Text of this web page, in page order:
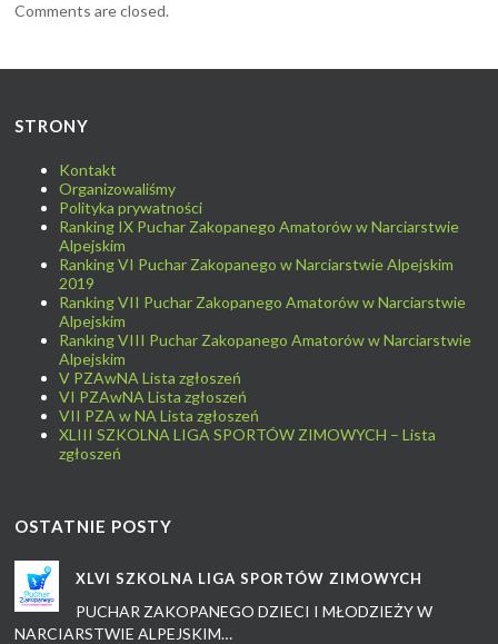
Comments are closed.
STRONY
Kontakt
Organizowaliśmy
Polityka prywatności
Ranking IX Puchar Zakopanego Amatorów w Narciarstwie
Alpejskim
Ranking VI Puchar Zakopanego w Narciarstwie Alpejskim
2019
Ranking VII Puchar Zakopanego Amatorów w Narciarstwie
Alpejskim
Ranking VIII Puchar Zakopanego Amatorów w Narciarstwie
Alpejskim
V PZAwNA Lista zgłoszeń
VI PZAwNA Lista zgłoszeń
VII PZA w NA Lista zgłoszeń
XLIII SZKOLNA LIGA SPORTÓW ZIMOWYCH – Lista
zgłoszeń
OSTATNIE POSTY
XLVI SZKOLNA LIGA SPORTÓW ZIMOWYCH
PUCHAR ZAKOPANEGO DZIECI I MŁODZIEŻY W
NARCIARSTWIE ALPEJSKIM…